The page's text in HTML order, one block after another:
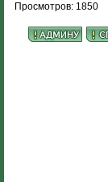
Просмотров: 1850